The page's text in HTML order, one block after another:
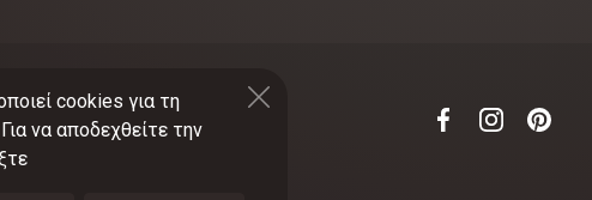
cookies για τη
να αποδεχθείτε την